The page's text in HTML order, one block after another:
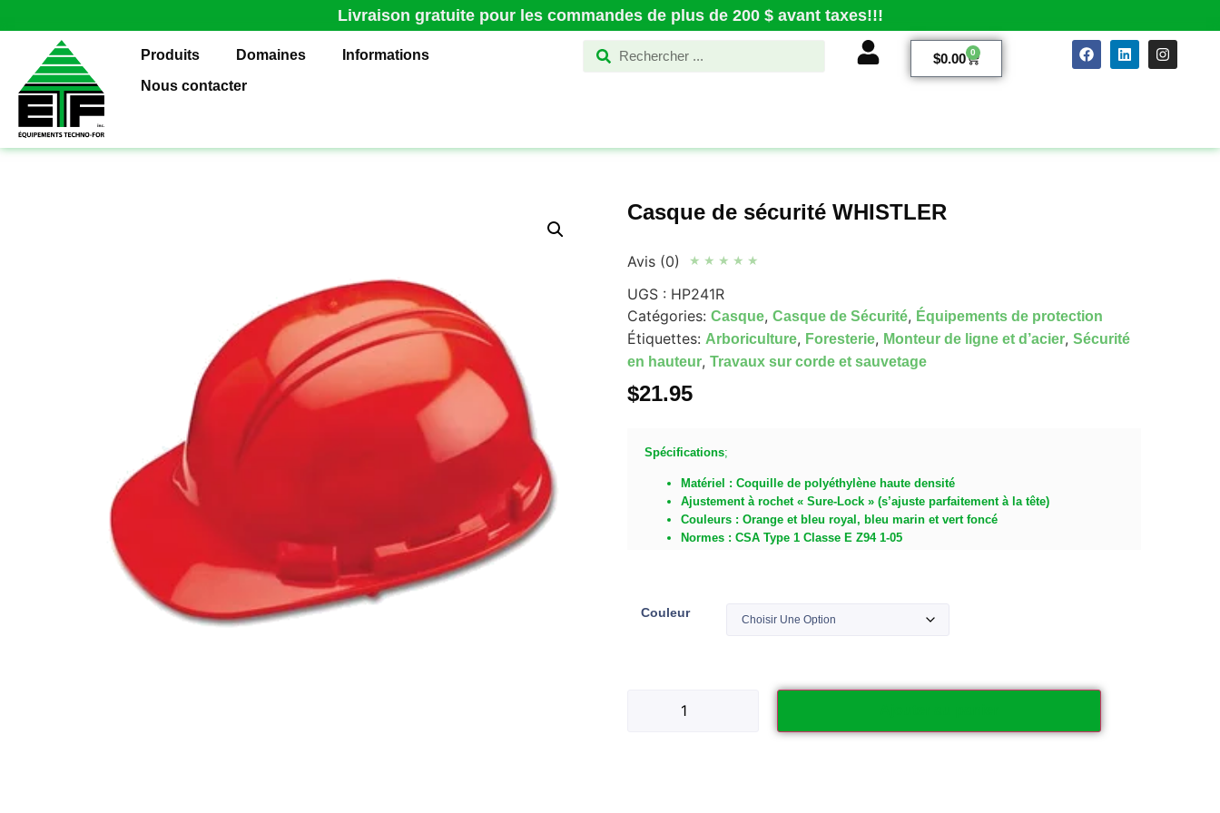
Livraison gratuite pour les commandes de plus de 200 $ avant taxes!!!
Produits Domaines
Informations
Nous contacter
$0.00 0
Casque de sécurité WHISTLER
Avis (0) ★ ★ ★ ★ ★
UGS : HP241R
Catégories: Casque, Casque de Sécurité, Équipements de protection
Étiquettes: Arboriculture, Foresterie, Monteur de ligne et d’acier, Sécurité
en hauteur, Travaux sur corde et sauvetage
$21.95
Spécifications;
Matériel : Coquille de polyéthylène haute densité
Ajustement à rochet « Sure-Lock » (s’ajuste parfaitement à la tête)
Couleurs : Orange et bleu royal, bleu marin et vert foncé
Normes : CSA Type 1 Classe E Z94 1-05
Couleur